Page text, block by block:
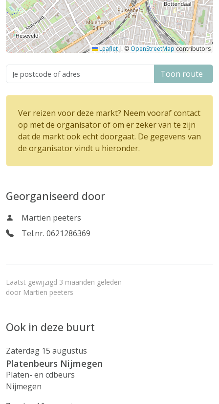
Leaflet|© OpenStreetMap contributors
Toon route
Ver reizen voor deze markt? Neem vooraf contact
op met de organisator of om er zeker van te zijn
dat de markt ook echt doorgaat. De gegevens van
de organisator vindt u hieronder.
Georganiseerd door
Martien peeters
Tel.nr. 0621286369
Laatst gewijzigd 3 maanden geleden
door Martien peeters
Ook in deze buurt
Zaterdag 15 augustus
Platenbeurs Nijmegen
Platen- en cdbeurs
Nijmegen